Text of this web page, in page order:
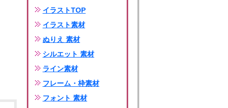
イラストTOP
イラスト素材
ぬりえ 素材
シルエット 素材
ライン素材
フレーム・枠素材
フォント 素材